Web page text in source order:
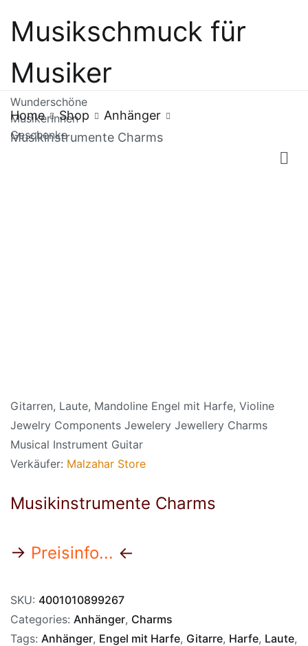
Musikschmuck für
Musiker
Wunderschöne
MusikerInnen
Geschenke
Home Shop
Anhänger
Musikinstrumente Charms
Gitarren, Laute, Mandoline Engel mit Harfe, Violine
Jewelry Components Jewelery Jewellery Charms
Musical Instrument Guitar
Verkäufer: Malzahar Store
Musikinstrumente Charms
→ Preisinfo... ←
SKU: 4001010899267
Categories: Anhänger, Charms
Tags: Anhänger, Engel mit Harfe, Gitarre, Harfe, Laute,